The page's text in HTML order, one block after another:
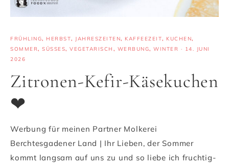
FRÜHLING, HERBST, JAHRESZEITEN, KAFFEEZEIT, KUCHEN,
SOMMER, SÜSSES , VEGETARISCH , WERBUNG, WINTER · 14. JUNI
2026
Zitronen-Kefir-Käsekuchen
❤
Werbung für meinen Partner Molkerei
Berchtesgadener Land | Ihr Lieben, der Sommer
kommt langsam auf uns zu und so liebe ich fruchtig-